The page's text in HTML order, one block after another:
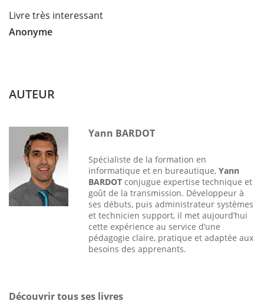
Livre très interessant
Anonyme
AUTEUR
Yann BARDOT
Spécialiste de la formation en
informatique et en bureautique, Yann
BARDOT conjugue expertise technique et
goût de la transmission. Développeur à
ses débuts, puis administrateur systèmes
et technicien support, il met aujourd’hui
cette expérience au service d’une
pédagogie claire, pratique et adaptée aux
besoins des apprenants.
Découvrir tous ses livres